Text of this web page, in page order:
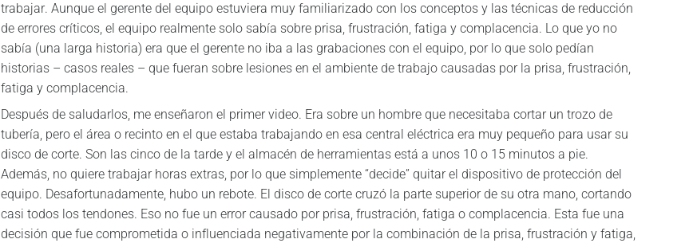
trabajar. Aunque el gerente del equipo estuviera muy familiarizado con los conceptos y las técnicas de reducción
de errores críticos, el equipo realmente solo sabía sobre prisa, frustración, fatiga y complacencia. Lo que yo no
sabía (una larga historia) era que el gerente no iba a las grabaciones con el equipo, por lo que solo pedían
historias – casos reales – que fueran sobre lesiones en el ambiente de trabajo causadas por la prisa, frustración,
fatiga y complacencia.
Después de saludarlos, me enseñaron el primer video. Era sobre un hombre que necesitaba cortar un trozo de
tubería, pero el área o recinto en el que estaba trabajando en esa central eléctrica era muy pequeño para usar su
disco de corte. Son las cinco de la tarde y el almacén de herramientas está a unos 10 o 15 minutos a pie.
Además, no quiere trabajar horas extras, por lo que simplemente “decide” quitar el dispositivo de protección del
equipo. Desafortunadamente, hubo un rebote. El disco de corte cruzó la parte superior de su otra mano, cortando
casi todos los tendones. Eso no fue un error causado por prisa, frustración, fatiga o complacencia. Esta fue una
decisión que fue comprometida o influenciada negativamente por la combinación de la prisa, frustración y fatiga,